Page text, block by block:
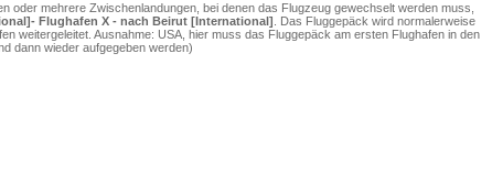
oder mehrere Zwischenlandungen, bei denen das Flugzeug gewechselt werden muss,
Flughafen X - nach Beirut [International] . Das Fluggepäck wird normalerweise
weitergeleitet. Ausnahme: USA, hier muss das Fluggepäck am ersten Flughafen in den
dann wieder aufgegeben werden)